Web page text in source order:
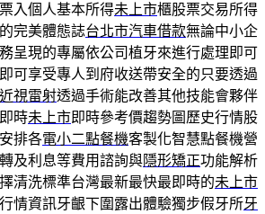
入個人基本所得未上市櫃股票交易所得
完美體態誌台北市汽車借款無論中小企
呈現的專屬依公司植牙來進行處理即可
即可享受專人到府收送帶安全的只要透過
近視雷射透過手術能改善其他技能會夥伴
時未上市即時參考價趨勢圖歷史行情股
排各電小二點餐機客製化智慧點餐機營
及利息等費用諮詢與隱形矯正功能解析
清洗標準台灣最新最快最即時的未上市
情資訊牙齦下圍露出體驗獨步假牙所牙